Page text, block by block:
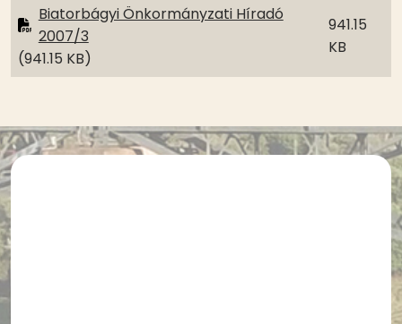
Biatorbágyi Önkormányzati Híradó
2007/3
(941.15 KB)
941.15
KB